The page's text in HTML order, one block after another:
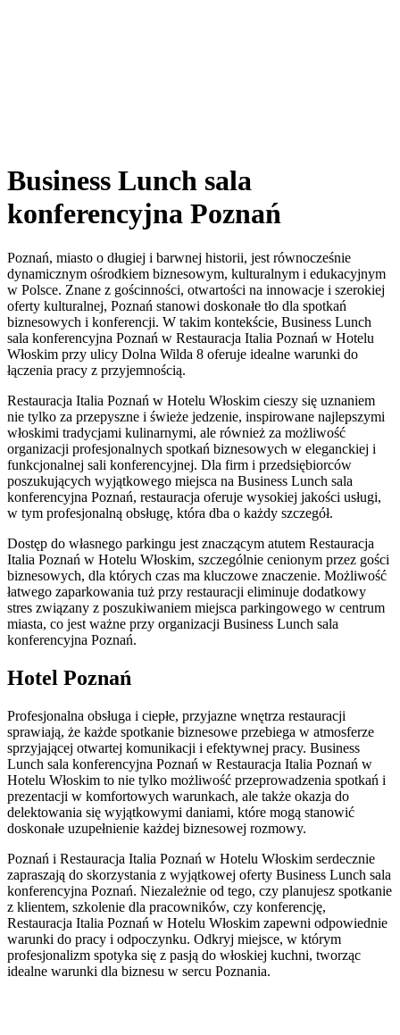
Business Lunch sala
konferencyjna Poznań
Poznań, miasto o długiej i barwnej historii, jest równocześnie
dynamicznym ośrodkiem biznesowym, kulturalnym i edukacyjnym
w Polsce. Znane z gościnności, otwartości na innowacje i szerokiej
oferty kulturalnej, Poznań stanowi doskonałe tło dla spotkań
biznesowych i konferencji. W takim kontekście, Business Lunch
sala konferencyjna Poznań w Restauracja Italia Poznań w Hotelu
Włoskim przy ulicy Dolna Wilda 8 oferuje idealne warunki do
łączenia pracy z przyjemnością.
Restauracja Italia Poznań w Hotelu Włoskim cieszy się uznaniem
nie tylko za przepyszne i świeże jedzenie, inspirowane najlepszymi
włoskimi tradycjami kulinarnymi, ale również za możliwość
organizacji profesjonalnych spotkań biznesowych w eleganckiej i
funkcjonalnej sali konferencyjnej. Dla firm i przedsiębiorców
poszukujących wyjątkowego miejsca na Business Lunch sala
konferencyjna Poznań, restauracja oferuje wysokiej jakości usługi,
w tym profesjonalną obsługę, która dba o każdy szczegół.
Dostęp do własnego parkingu jest znaczącym atutem Restauracja
Italia Poznań w Hotelu Włoskim, szczególnie cenionym przez gości
biznesowych, dla których czas ma kluczowe znaczenie. Możliwość
łatwego zaparkowania tuż przy restauracji eliminuje dodatkowy
stres związany z poszukiwaniem miejsca parkingowego w centrum
miasta, co jest ważne przy organizacji Business Lunch sala
konferencyjna Poznań.
Hotel Poznań
Profesjonalna obsługa i ciepłe, przyjazne wnętrza restauracji
sprawiają, że każde spotkanie biznesowe przebiega w atmosferze
sprzyjającej otwartej komunikacji i efektywnej pracy. Business
Lunch sala konferencyjna Poznań w Restauracja Italia Poznań w
Hotelu Włoskim to nie tylko możliwość przeprowadzenia spotkań i
prezentacji w komfortowych warunkach, ale także okazja do
delektowania się wyjątkowymi daniami, które mogą stanowić
doskonałe uzupełnienie każdej biznesowej rozmowy.
Poznań i Restauracja Italia Poznań w Hotelu Włoskim serdecznie
zapraszają do skorzystania z wyjątkowej oferty Business Lunch sala
konferencyjna Poznań. Niezależnie od tego, czy planujesz spotkanie
z klientem, szkolenie dla pracowników, czy konferencję,
Restauracja Italia Poznań w Hotelu Włoskim zapewni odpowiednie
warunki do pracy i odpoczynku. Odkryj miejsce, w którym
profesjonalizm spotyka się z pasją do włoskiej kuchni, tworząc
idealne warunki dla biznesu w sercu Poznania.